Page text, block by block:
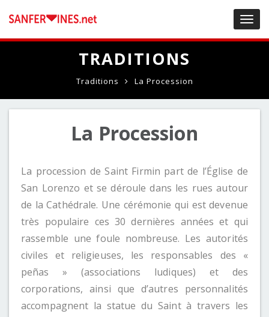
TRADITIONS
Traditions La Procession
La Procession
La procession de Saint Firmin part de l’Église de
San Lorenzo et se déroule dans les rues autour
de la Cathédrale. Une cérémonie qui est devenue
très populaire ces 30 dernières années et qui
rassemble une foule nombreuse. Les autorités
civiles et religieuses, les responsables des «
peñas » (associations ludiques) et des
corporations, ainsi que d’autres personnalités
accompagnent la statue du Saint à travers les